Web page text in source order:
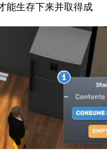
能生存下来并取得成